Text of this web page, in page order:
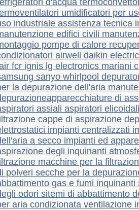
d'acqua
umidificatori per
industriale assistenza tecnica
edifici civili
pompe di calore
airwell daikin
fcr ignis lg electronics mariani
sanyo whirlpool
la depurazione dell'aria
di
assiali aspiratori
cappe di aspirazione
impianti centralizzati
a secco impianti ed
degli inquinanti
macchine per la
polveri secche per la
gas e fumi
odori sitemi di abbattimento
aria condizionata ventilazione